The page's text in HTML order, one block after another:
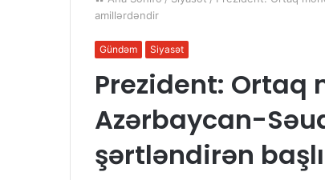
amillərdəndir
Gündəm Siyasət
Prezident: Ortaq
Azərbaycan-
şərtləndirən